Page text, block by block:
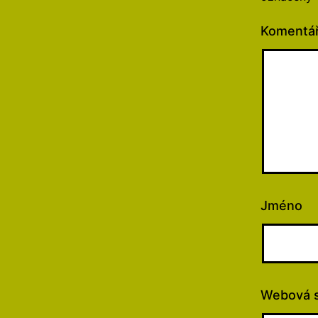
Jméno
Webová